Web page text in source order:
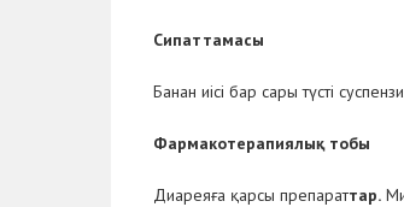
Сипаттамасы
Банан иісі бар сары түсті
Фармакотерапиялық тобы
Диареяға қарсы препараттар.